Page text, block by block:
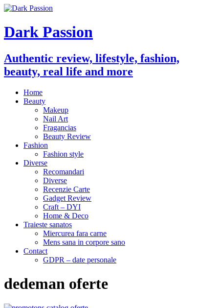
Dark Passion
Authentic review, lifestyle, fashion,
beauty, real life and more
Home
Beauty
Makeup
Nail Art
Fragancias
Beauty Review
Fashion
Fashion style
Diverse
Recomandari
Diverse
Recenzie Carte
Gadget Review
Craft – DYI
Home & Deco
Traieste sanatos
Miercurea fara carne
Mens sana in corpore sano
Contact
GDPR – date personale
dedeman oferte